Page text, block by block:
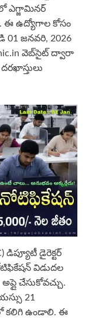
ఎగ్జామినర్
ఈ ఉద్యోగాల కోసం
01 జనవరి, 2026
వెబ్‌సైట్ ద్వారా
డైరెక్టర్
విడుదల
చేసుకోవచ్చు.
21
కలిగి ఉండాలి. ఈ